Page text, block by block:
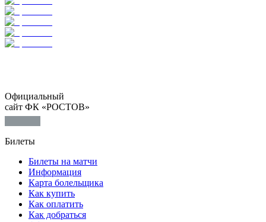
Официальный
сайт ФК «РОСТОВ»
Билеты
Билеты на матчи
Информация
Карта болельщика
Как купить
Как оплатить
Как добраться